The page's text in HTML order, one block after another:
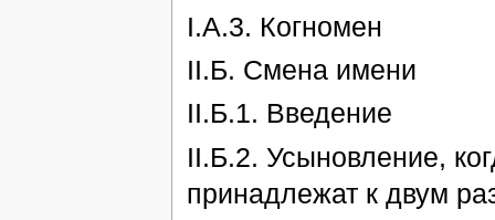
I.А.3. Когномен
II.Б. Смена имени
II.Б.1. Введение
II.Б.2. Усыновление,
принадлежат к двум